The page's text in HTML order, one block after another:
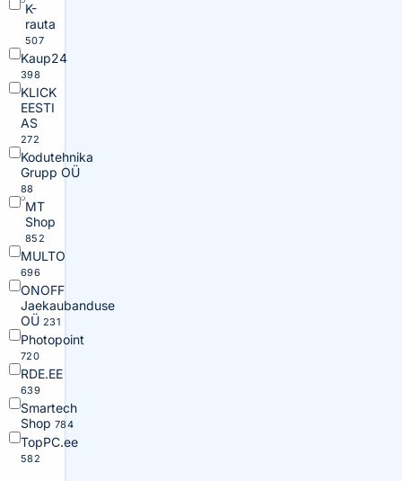
K-
rauta
507
Kaup24
398
KLICK
EESTI
AS
272
Kodutehnika
Grupp OÜ
88
MT
Shop
852
MULTO
696
ONOFF
Jaekaubanduse
OÜ 231
Photopoint
720
RDE.EE
639
Smartech
Shop 784
TopPC.ee
582